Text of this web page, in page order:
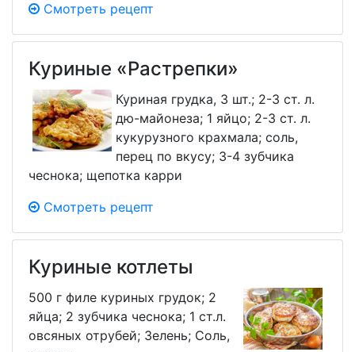
Смотреть рецепт
Куриные «Растрепки»
Куриная грудка, 3 шт.; 2-3 ст. л.
дю-майонеза; 1 яйцо; 2-3 ст. л.
кукурузного крахмала; соль,
перец по вкусу; 3-4 зубчика
чеснока; щепотка карри
Смотреть рецепт
Куриные котлеты
500 г филе куриных грудок; 2
яйца; 2 зубчика чеснока; 1 ст.л.
овсяных отрубей; Зелень; Соль,